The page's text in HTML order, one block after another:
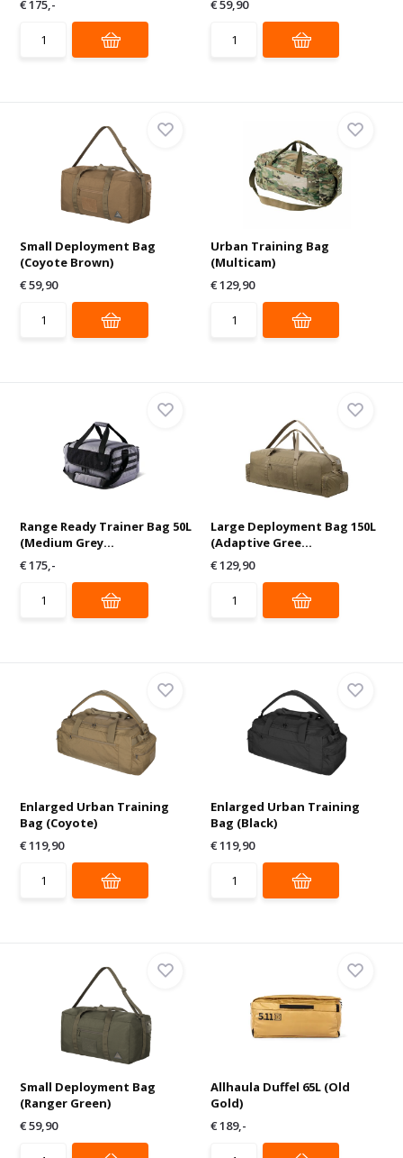
€ 175,-
€ 59,90
Small Deployment Bag
(Coyote Brown)
€ 59,90
Urban Training Bag
(Multicam)
€ 129,90
Range Ready Trainer Bag 50L
(Medium Grey...
€ 175,-
Large Deployment Bag 150L
(Adaptive Gree...
€ 129,90
Enlarged Urban Training
Bag (Coyote)
€ 119,90
Enlarged Urban Training
Bag (Black)
€ 119,90
Small Deployment Bag
(Ranger Green)
€ 59,90
Allhaula Duffel 65L (Old
Gold)
€ 189,-